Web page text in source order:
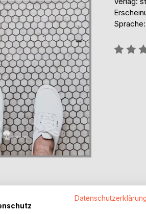
AUTOR/IN
Datenschutzerklärung